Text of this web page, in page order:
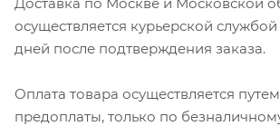
осуществляется курьерской
дней после подтверждения заказа.
Оплата товара осуществляется путем
предоплаты, только по